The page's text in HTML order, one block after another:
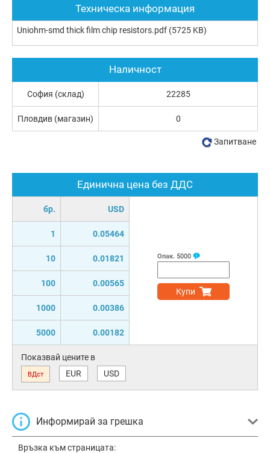
Техническа информация
Uniohm-smd thick film chip resistors.pdf (5725 KB)
Единична цена без ДДС
бр. USD
1 0.05464
10 0.01821
100 0.00565
1000 0.00386
5000 0.00182
Опак. 5000
Купи
Показвай цените в
ВДст EUR USD
Информирай за грешка
Връзка към страницата:
Наличност
София (склад) 22285
Пловдив (магазин) 0
Запитване